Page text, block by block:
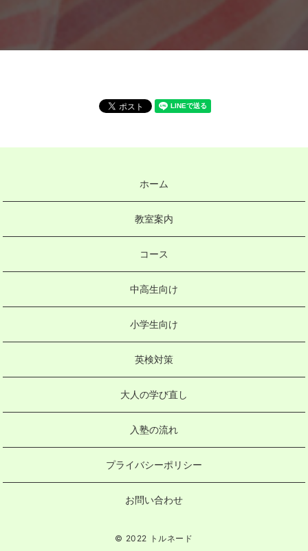
ホーム
教室案内
コース
中高生向け
小学生向け
英検対策
大人の学び直し
入塾の流れ
プライバシーポリシー
お問い合わせ
© 2022 トルネード